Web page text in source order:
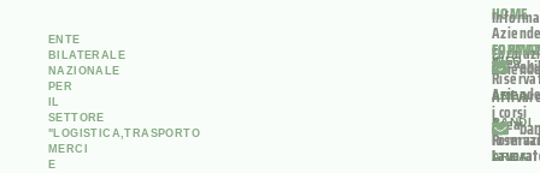
ENTE
BILATERALE
NAZIONALE
PER
IL
SETTORE
"LOGISTICA,TRASPORTO
MERCI
E
HOME
Area
Area
i corsi
INFO
AREA
BANDI
AREA